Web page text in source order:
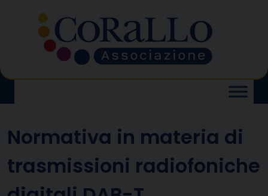
content
Normativa in materia di
trasmissioni radiofoniche